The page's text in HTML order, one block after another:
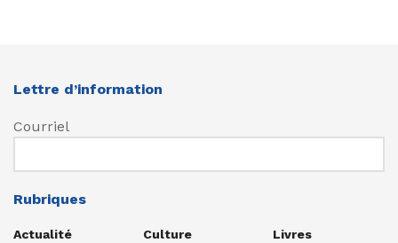
Lettre d’information
Courriel
Rubriques
Actualité
Culture
Livres